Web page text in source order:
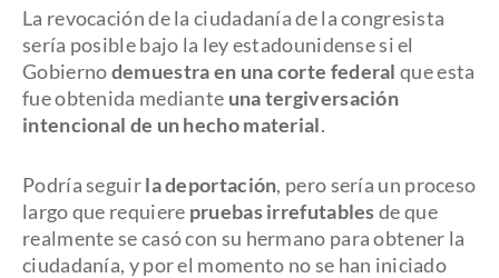
La revocación de la ciudadanía de la congresista
sería posible bajo la ley estadounidense si el
Gobiernodemuestra en una corte federalque esta
fue obtenida mediante unatergiversación
intencional de un hecho material.
Podría seguirla deportación, pero sería un proceso
largo que requiere pruebas irrefutablesde que
realmente se casó con su hermano para obtener la
ciudadanía, y por el momento no se han iniciado